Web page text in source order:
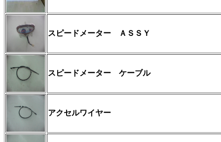
スピードメーター ＡＳＳＹ
スピードメーター ケーブル
アクセルワイヤー